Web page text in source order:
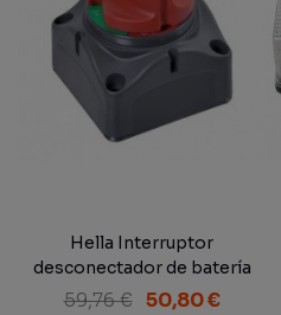
Hella Interruptor
desconectador de batería
12/24 V
59,76 € 50,80 €